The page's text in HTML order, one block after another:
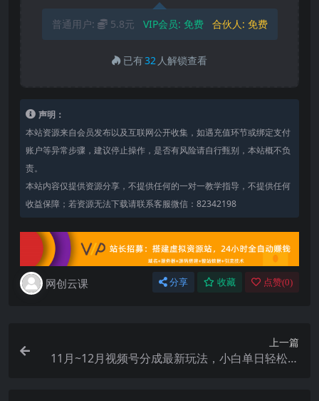
普通用户: 5.8元 VIP会员: 免费 合伙人: 免费
已有32 人解锁查看
声明：
本站资源来自会员发布以及互联网公开收集，如遇充值环节或绑定支付
账户等异常步骤，建议停止操作，是否有风险请自行甄别，本站概不负
责。
本站内容仅提供资源分享，不提供任何的一对一教学指导，不提供任何
收益保障；若资源无法下载请联系客服微信：82342198
网创云课 分享 收藏 点赞(0)
上一篇
11月~12月视频号分成最新玩法，小白单日轻松收